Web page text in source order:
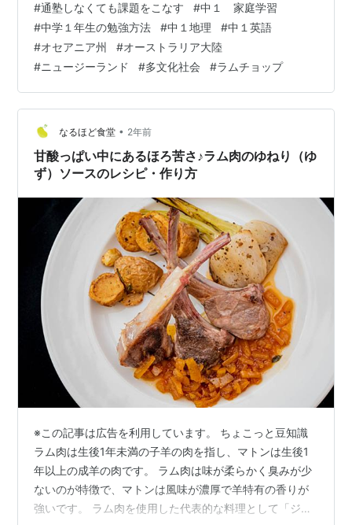
料、写真をピックアップし感想を書いて提出。 ２つ目は
英語で演習​＆にわとり単語テスト。​​​​​​​演習は『疑問詞を使
う疑問文』の復習。​​​​​テキストを利用して英単語のペー
ジ、英文法ページの復習を行っていく課題。​​ そして、🐔
にわとり単語テスト。単語テストも202…
#通塾しなくても課題をこなす #中１ 家庭学習
#中学１年生の勉強方法 #中１地理 #中１英語
#オセアニア州 #オーストラリア大陸
#ニュージーランド #多文化社会 #ラムチョップ
なるほど食堂 • 2年前
甘酸っぱい中にあるほろ苦さ♪ラム肉のゆねり（ゆ
ず）ソースのレシピ・作り方
※この記事は広告を利用しています。 ちょこっと豆知識
ラム肉は生後1年未満の子羊の肉を指し、マトンは生後1
年以上の成羊の肉です。 ラム肉は味が柔らかく臭みが少
ないのが特徴で、マトンは風味が濃厚で羊特有の香りが
強いです。 ラム肉を使用した代表的な料理として「ジン